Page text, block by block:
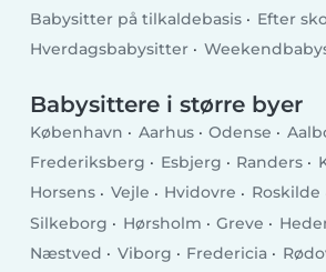
Babysitter på tilkaldebasis
Efter
Hverdagsbabysitter
Babysittere i større byer
København Aarhus Odense
Frederiksberg
Esbjerg Randers
Horsens
Vejle Hvidovre Roskilde
Silkeborg
Hørsholm Greve
Næstved
Viborg Fredericia